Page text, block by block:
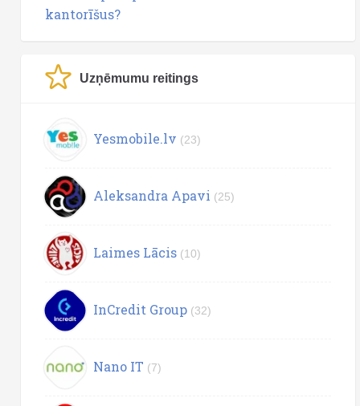
kantorīšus?
Uzņēmumu reitings
Yesmobile.lv (23)
Aleksandra Apavi (25)
Laimes Lācis (10)
InCredit Group (32)
Nano IT (7)